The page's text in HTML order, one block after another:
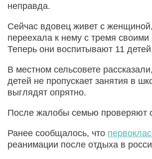
неправда.
Сейчас вдовец живет с
переехала к нему с тремя
Теперь они воспитывают 11
В местном сельсовете
детей не пропускает занятия в
выглядят опрятно.
После жалобы семью проверяют
Ранее сообщалось, что
реанимации после отдыха в